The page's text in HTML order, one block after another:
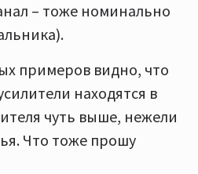
– тоже номинально
примеров видно, что
находятся в
чуть выше, нежели
Что тоже прошу